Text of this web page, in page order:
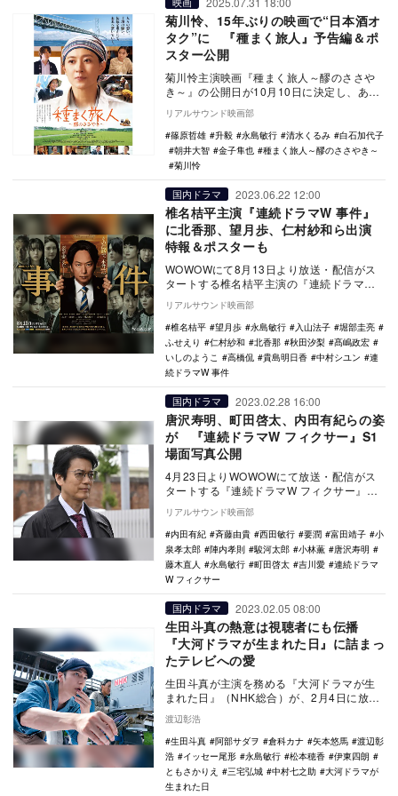
菊川怜、15年ぶりの映画で“日本酒オ
タク”に 『種まく旅人』予告編＆ポ
スター公開
菊川怜主演映画『種まく旅人～醪のささや
き～』の公開日が10月10日に決定し、あわ
せて予告編とポスタービジュアルが公開さ
れた。 …
リアルサウンド映画部
篠原哲雄
升毅 永島敏行 清水くるみ
白石加代子
朝井大智
金子隼也
種まく旅人～醪のささやき～
菊川怜
国内ドラマ 2023.06.22 12:00
椎名桔平主演『連続ドラマW 事件』
に北香那、望月歩、仁村紗和ら出演
特報＆ポスターも
WOWOWにて8月13日より放送・配信がス
タートする椎名桔平主演の『連続ドラマW
事件』のオールキャストが発表され、あわ
せて特報…
リアルサウンド映画部
椎名桔平
望月歩 永島敏行 入山法子
堀部圭亮
ふせえり
仁村紗和 北香那 秋田汐梨
髙嶋政宏
いしのようこ
高橋侃 貴島明日香 中村シユン
連
続ドラマW 事件
国内ドラマ 2023.02.28 16:00
唐沢寿明、町田啓太、内田有紀らの姿
が 『連続ドラマW フィクサー』S1
場面写真公開
4月23日よりWOWOWにて放送・配信がス
タートする『連続ドラマW フィクサー』
Season1の場面写真が公開された。 本
作…
リアルサウンド映画部
内田有紀
斉藤由貴 西田敏行 要潤 富田靖子
小
泉孝太郎
陣内孝則 駿河太郎 小林薫
唐沢寿明
藤木直人
永島敏行 町田啓太 吉川愛
連続ドラマ
W フィクサー
国内ドラマ 2023.02.05 08:00
生田斗真の熱意は視聴者にも伝播
『大河ドラマが生まれた日』に詰まっ
たテレビへの愛
生田斗真が主演を務める『大河ドラマが生
まれた日』（NHK総合）が、2月4日に放送
された。 本作は、1963年にオンエアとな
っ…
渡辺彰浩
生田斗真
阿部サダヲ 倉科カナ 矢本悠馬
渡辺彰
浩
イッセー尾形 永島敏行 松本穂香
伊東四朗
ともさかりえ
三宅弘城 中村七之助
大河ドラマが
生まれた日